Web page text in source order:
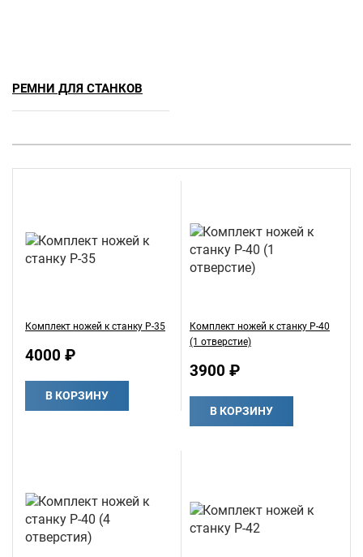
РЕМНИ ДЛЯ СТАНКОВ
Комплект ножей к станку Р-35
4000 ₽
В КОРЗИНУ
Комплект ножей к станку Р-40
(1 отверстие)
3900 ₽
В КОРЗИНУ